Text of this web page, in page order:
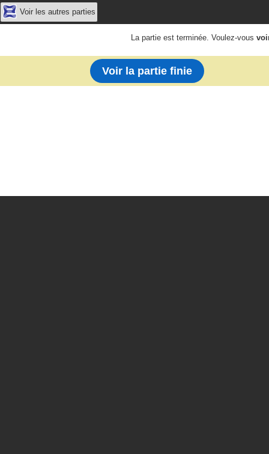
Voir les autres parties
La partie est terminée. Voulez-vous
Voir la partie finie